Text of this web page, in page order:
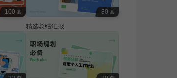
100 套 80 套
精选总结汇报